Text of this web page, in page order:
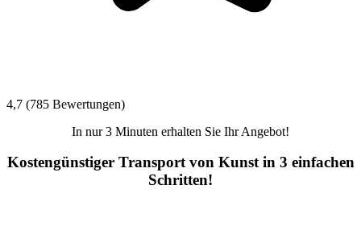
4,7 (785 Bewertungen)
In nur 3 Minuten erhalten Sie Ihr Angebot!
Kostengünstiger Transport von Kunst in 3 einfachen
Schritten!